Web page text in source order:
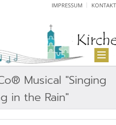
IMPRESSUM KONTAKT
Musical "Singing
in the Rain"